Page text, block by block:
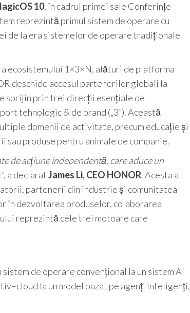
10, în cadrul primei sale Conferințe
reprezintă primul sistem de operare cu
de la era sistemelor de operare tradiționale
ecosistemului 1×3×N, alături de platforma
deschide accesul partenerilor globali la
sprijin prin trei direcții esențiale de
tehnologic & de brand („3”). Această
domenii de activitate, precum educație și
produse pentru animale de companie.
de acțiune independentă, care aduce un
”, a declaratJames Li, CEO HONOR. Acesta a
partenerii din industrie și comunitatea
dezvoltarea produselor, colaborarea
reprezintă cele trei motoare care
de operare convențional la un sistem AI
la un model bazat pe agenți inteligenți,